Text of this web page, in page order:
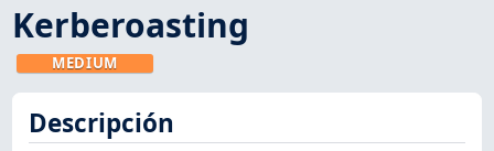
Kerberoasting
MEDIUM
Descripción